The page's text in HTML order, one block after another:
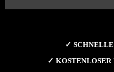
✓
✓ KOSTENLOSER